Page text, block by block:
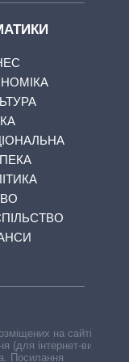
на сайті,
(для інтернет-видань
Посилання